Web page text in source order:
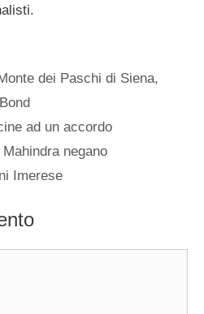
dei Paschi di Siena,
ad un accordo
negano
Imerese